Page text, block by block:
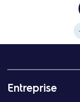
Entreprise